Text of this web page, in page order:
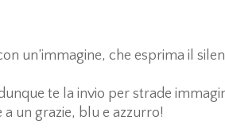
un’immagine, che esprima il
te la invio per strade
un grazie, blu e azzurro!